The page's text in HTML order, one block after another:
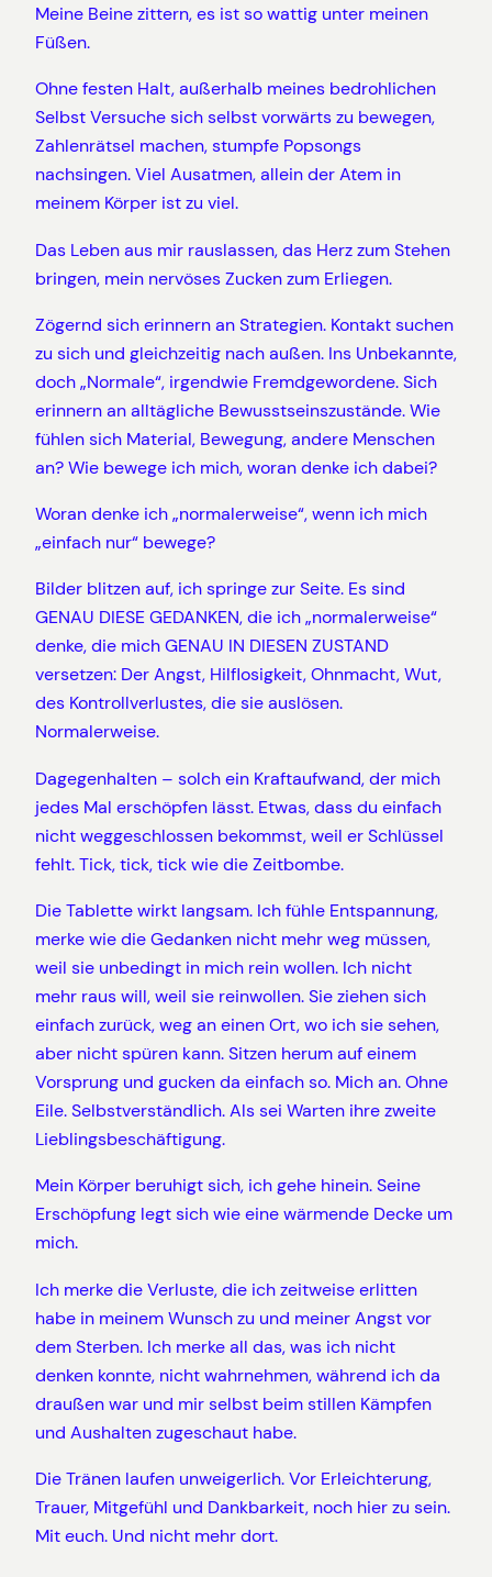
Meine Beine zittern, es ist so wattig unter meinen
Füßen.
Ohne festen Halt, außerhalb meines bedrohlichen
Selbst Versuche sich selbst vorwärts zu bewegen,
Zahlenrätsel machen, stumpfe Popsongs
nachsingen. Viel Ausatmen, allein der Atem in
meinem Körper ist zu viel.
Das Leben aus mir rauslassen, das Herz zum Stehen
bringen, mein nervöses Zucken zum Erliegen.
Zögernd sich erinnern an Strategien. Kontakt suchen
zu sich und gleichzeitig nach außen. Ins Unbekannte,
doch „Normale“, irgendwie Fremdgewordene. Sich
erinnern an alltägliche Bewusstseinszustände. Wie
fühlen sich Material, Bewegung, andere Menschen
an? Wie bewege ich mich, woran denke ich dabei?
Woran denke ich „normalerweise“, wenn ich mich
„einfach nur“ bewege?
Bilder blitzen auf, ich springe zur Seite. Es sind
GENAU DIESE GEDANKEN, die ich „normalerweise“
denke, die mich GENAU IN DIESEN ZUSTAND
versetzen: Der Angst, Hilflosigkeit, Ohnmacht, Wut,
des Kontrollverlustes, die sie auslösen.
Normalerweise.
Dagegenhalten – solch ein Kraftaufwand, der mich
jedes Mal erschöpfen lässt. Etwas, dass du einfach
nicht weggeschlossen bekommst, weil er Schlüssel
fehlt. Tick, tick, tick wie die Zeitbombe.
Die Tablette wirkt langsam. Ich fühle Entspannung,
merke wie die Gedanken nicht mehr weg müssen,
weil sie unbedingt in mich rein wollen. Ich nicht
mehr raus will, weil sie reinwollen. Sie ziehen sich
einfach zurück, weg an einen Ort, wo ich sie sehen,
aber nicht spüren kann. Sitzen herum auf einem
Vorsprung und gucken da einfach so. Mich an. Ohne
Eile. Selbstverständlich. Als sei Warten ihre zweite
Lieblingsbeschäftigung.
Mein Körper beruhigt sich, ich gehe hinein. Seine
Erschöpfung legt sich wie eine wärmende Decke um
mich.
Ich merke die Verluste, die ich zeitweise erlitten
habe in meinem Wunsch zu und meiner Angst vor
dem Sterben. Ich merke all das, was ich nicht
denken konnte, nicht wahrnehmen, während ich da
draußen war und mir selbst beim stillen Kämpfen
und Aushalten zugeschaut habe.
Die Tränen laufen unweigerlich. Vor Erleichterung,
Trauer, Mitgefühl und Dankbarkeit, noch hier zu sein.
Mit euch. Und nicht mehr dort.